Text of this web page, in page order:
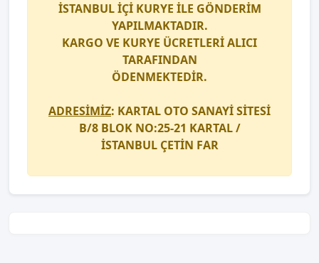
İSTANBUL İÇİ KURYE İLE GÖNDERİM
YAPILMAKTADIR.
KARGO VE KURYE ÜCRETLERİ ALICI
TARAFINDAN
ÖDENMEKTEDİR.
ADRESİMİZ: KARTAL OTO SANAYİ SİTESİ
B/8 BLOK NO:25-21 KARTAL /
İSTANBUL ÇETİN FAR